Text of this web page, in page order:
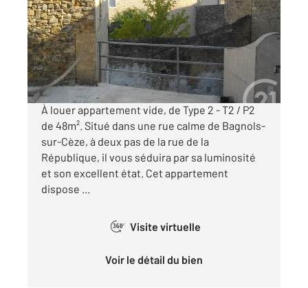
Ref : 9058
Appartement F2 à louer
524 €
par mois charges comprises
À louer appartement vide, de Type 2 - T2 / P2
de 48m². Situé dans une rue calme de Bagnols-
sur-Cèze, à deux pas de la rue de la
République, il vous séduira par sa luminosité
et son excellent état. Cet appartement
dispose ...
360° Visite virtuelle
Voir le détail du bien